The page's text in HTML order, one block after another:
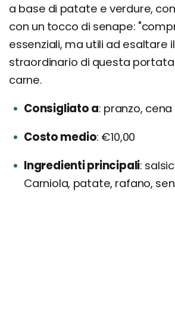
a base di patate e verdure,
con un tocco di senape:
essenziali, ma utili ad esaltare
straordinario di questa
carne.
Consigliato a pranzo, cena
Costo medio €10,00
Ingredienti principali
Carniola, patate, rafano,